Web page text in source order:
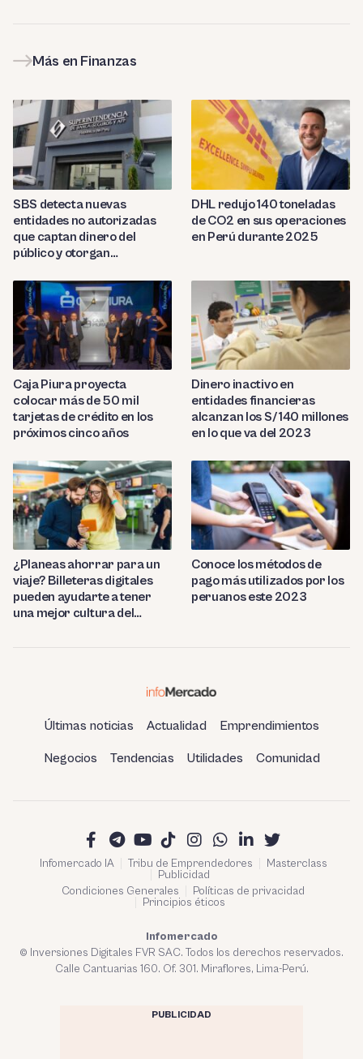
Más en Finanzas
SBS detecta nuevas
entidades no autorizadas
que captan dinero del
público y otorgan
DHL redujo 140 toneladas
de CO2 en sus operaciones
en Perú durante 2025
Caja Piura proyecta
colocar más de 50 mil
tarjetas de crédito en los
próximos cinco años
Dinero inactivo en
entidades financieras
alcanzan los S/ 140 millones
en lo que va del 2023
¿Planeas ahorrar para un
viaje? Billeteras digitales
pueden ayudarte a tener
una mejor cultura del
Conoce los métodos de
pago más utilizados por los
peruanos este 2023
Últimas noticias Actualidad Emprendimientos
Negocios Tendencias Utilidades Comunidad
Infomercado IA Tribu de Emprendedores
Masterclass
Publicidad
Condiciones Generales
Políticas de privacidad
Principios éticos
Infomercado
© Inversiones Digitales FVR SAC. Todos los derechos reservados.
Calle Cantuarias 160. Of. 301. Miraflores, Lima-Perú.
PUBLICIDAD